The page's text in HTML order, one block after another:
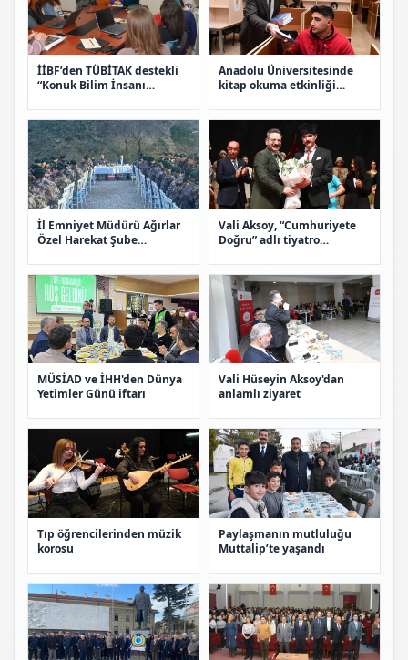
İİBF’den TÜBİTAK destekli
“Konuk Bilim İnsanı
Anadolu Üniversitesinde
kitap okuma etkinliği
İl Emniyet Müdürü Ağırlar
Özel Harekat Şube
yaptı
Vali Aksoy, “Cumhuriyete
Doğru” adlı tiyatro
izledi
MÜSİAD ve İHH'den Dünya
Yetimler Günü iftarı
Vali Hüseyin Aksoy'dan
anlamlı ziyaret
Tıp öğrencilerinden müzik
korosu
Paylaşmanın mutluluğu
Muttalip’te yaşandı